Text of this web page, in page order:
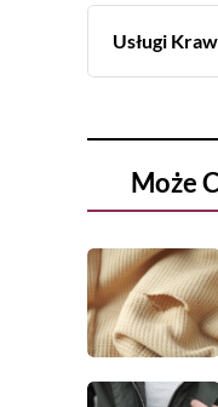
Usługi
Może